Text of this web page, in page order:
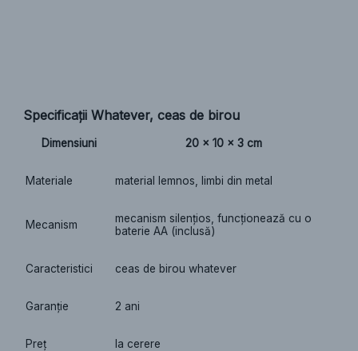
Specificații Whatever, ceas de birou
Dimensiuni 20 x 10 x 3 cm
Materiale material lemnos, limbi din metal
Mecanism
mecanism silențios, funcționează cu o
baterie AA (inclusă)
Caracteristici ceas de birou whatever
Garanție 2 ani
Preț la cerere